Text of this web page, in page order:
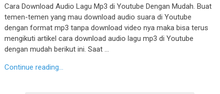
Cara Download Audio Lagu Mp3 di Youtube Dengan Mudah. Buat
temen-temen yang mau download audio suara di Youtube
dengan format mp3 tanpa download video nya maka bisa terus
mengikuti artikel cara download audio lagu mp3 di Youtube
dengan mudah berikut ini. Saat …
Continue reading...